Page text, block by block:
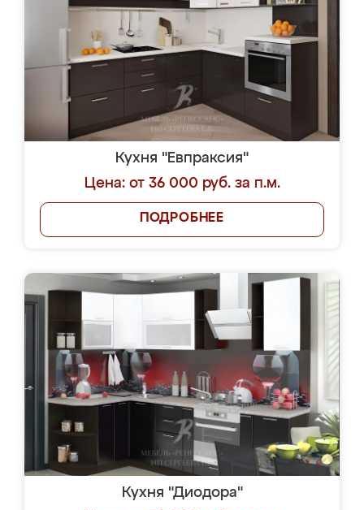
Кухня "Евпраксия"
Цена: от 36 000 руб. за п.м.
ПОДРОБНЕЕ
Кухня "Диодора"